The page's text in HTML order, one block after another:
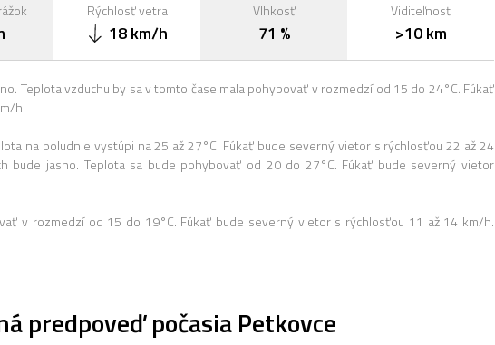
Rýchlosť vetra
18 km/h
Vlhkosť
71 %
Viditeľnosť
>10 km
Teplota vzduchu by sa v tomto čase mala pohybovať v rozmedzí od 15 do 24°C. Fúkať
h.
na poludnie vystúpi na 25 až 27°C. Fúkať bude severný vietor s rýchlosťou 22 až 24
bude jasno. Teplota sa bude pohybovať od 20 do 27°C. Fúkať bude severný vietor
v rozmedzí od 15 do 19°C. Fúkať bude severný vietor s rýchlosťou 11 až 14 km/h.
predpoveď počasia Petkovce